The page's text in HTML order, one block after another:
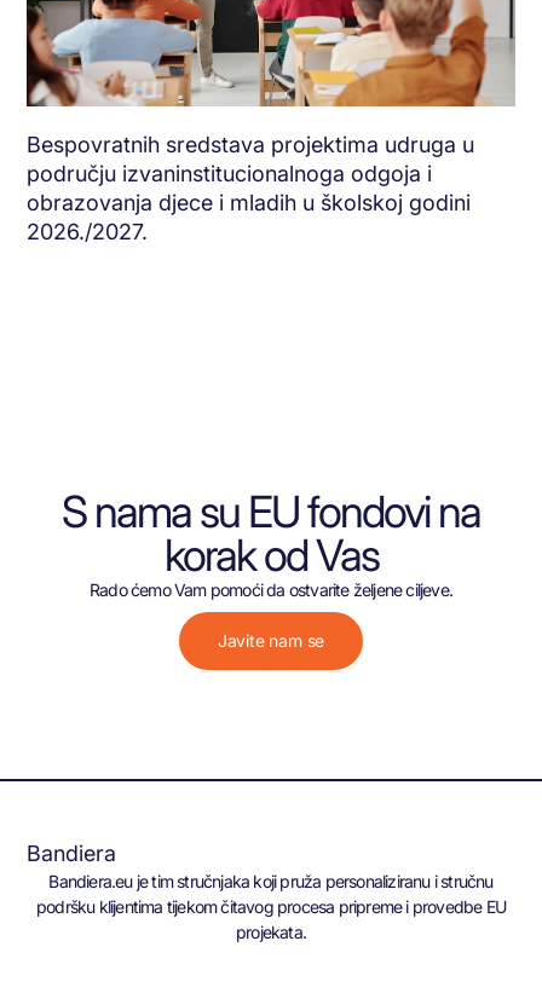
Bespovratnih sredstava projektima udruga u
području izvaninstitucionalnoga odgoja i
obrazovanja djece i mladih u školskoj godini
2026./2027.
S nama su EU fondovi na
korak od Vas
Rado ćemo Vam pomoći da ostvarite željene ciljeve.
Javite nam se
Bandiera
Bandiera.eu je tim stručnjaka koji pruža personaliziranu i stručnu
podršku klijentima tijekom čitavog procesa pripreme i provedbe EU
projekata.